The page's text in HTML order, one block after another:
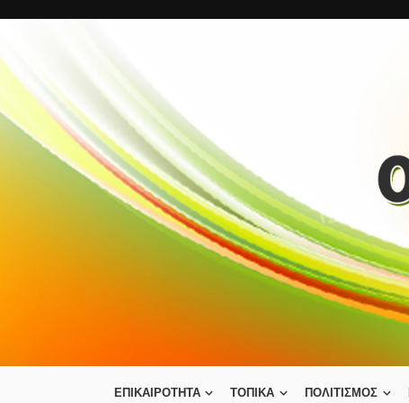
ΕΠΙΚΑΙΡΟΤΗΤΑ ΤΟΠΙΚΑ ΠΟΛΙΤΙΣΜΟΣ